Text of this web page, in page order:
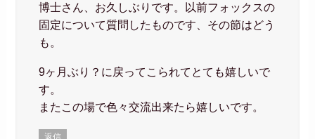
博士さん、お久しぶりです。以前フォックスの
固定について質問したものです、その節はどう
も。
9ヶ月ぶり？に戻ってこられてとても嬉しいで
す。
またこの場で色々交流出来たら嬉しいです。
返信